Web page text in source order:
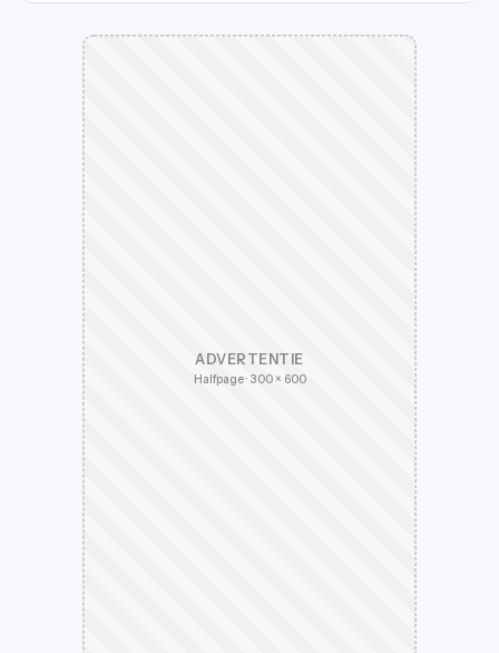
ADVERTENTIE
Halfpage · 300 × 600